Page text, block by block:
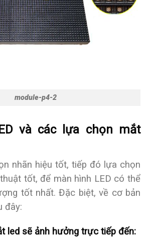
module-p4-2
và các lựa chọn mắt
nhãn hiệu tốt, tiếp đó lựa chọn
tốt, để màn hình LED có thể
tốt nhất. Đặc biệt, về cơ bản
đây:
led sẽ ảnh hưởng trực tiếp đến: